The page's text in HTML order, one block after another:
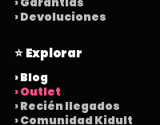
› Devoluciones
⭐ Explorar
› Blog
› Outlet
› Recién llegados
› Comunidad Kidult